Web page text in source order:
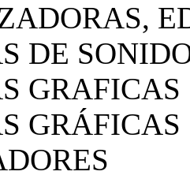
DE
GRAFICAS
GRÁFICAS